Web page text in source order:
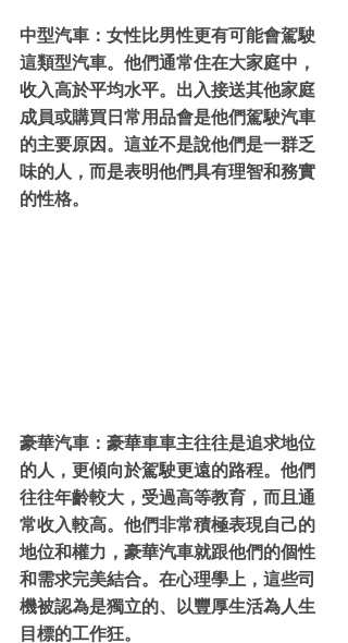
中型汽車：女性比男性更有可能會駕駛
這類型汽車。他們通常住在大家庭中，
收入高於平均水平。出入接送其他家庭
成員或購買日常用品會是他們駕駛汽車
的主要原因。這並不是說他們是一群乏
味的人，而是表明他們具有理智和務實
的性格。
豪華汽車：豪華車車主往往是追求地位
的人，更傾向於駕駛更遠的路程。他們
往往年齡較大，受過高等教育，而且通
常收入較高。他們非常積極表現自己的
地位和權力，豪華汽車就跟他們的個性
和需求完美結合。在心理學上，這些司
機被認為是獨立的、以豐厚生活為人生
目標的工作狂。